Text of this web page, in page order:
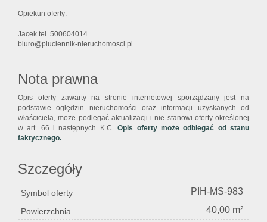
Opiekun oferty:
Jacek tel. 500604014
biuro@pluciennik-nieruchomosci.pl
Nota prawna
Opis oferty zawarty na stronie internetowej sporządzany jest na
podstawie oględzin nieruchomości oraz informacji uzyskanych od
właściciela, może podlegać aktualizacji i nie stanowi oferty określonej
w art. 66 i następnych K.C.Opis oferty może odbiegać od stanu
faktycznego.
Szczegóły
Symbol oferty PIH-MS-983
Powierzchnia 40,00 m²